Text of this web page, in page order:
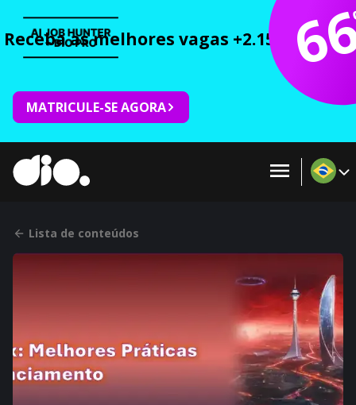
Receba as melhores vagas +2.150 cursos
MATRICULE-SE AGORA
Lista de conteúdos